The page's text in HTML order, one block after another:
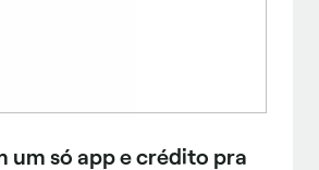
um só app e crédito pra